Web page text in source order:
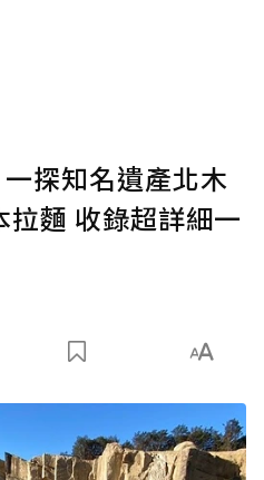
探知名遺產北木
麵 收錄超詳細一